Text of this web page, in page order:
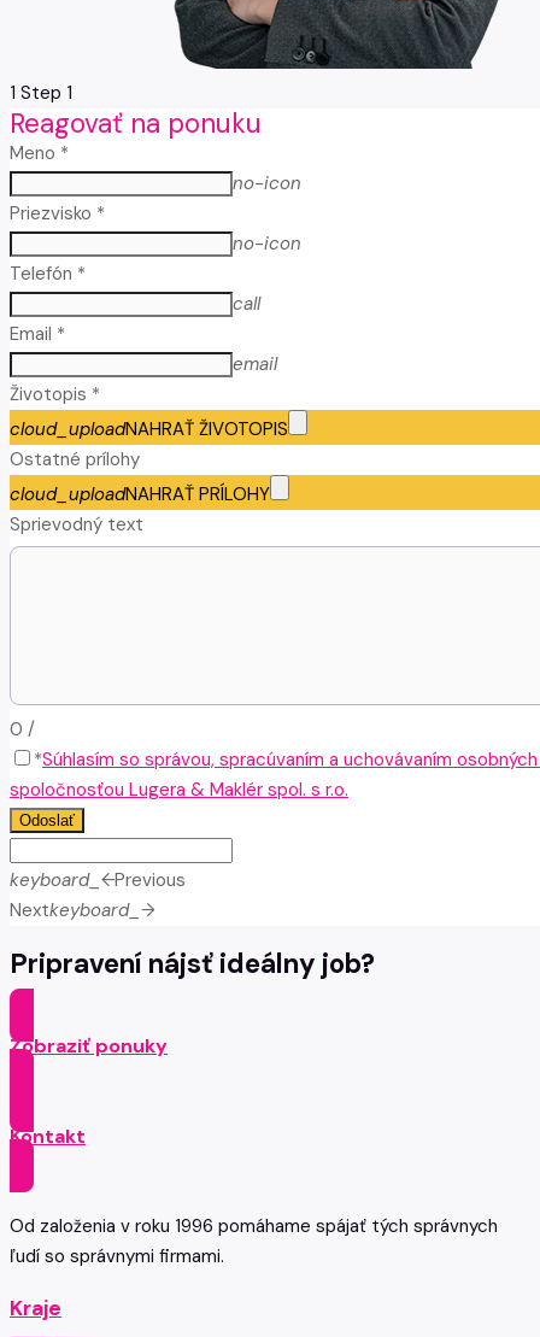
1 Step 1
Reagovať na ponuku
Meno *
no-icon
Priezvisko *
no-icon
Telefón *
call
Email *
email
Životopis *
cloud_uploadNAHRAŤ ŽIVOTOPIS
Ostatné prílohy
cloud_uploadNAHRAŤ PRÍLOHY
Sprievodný text
0 /
*Súhlasím so správou, spracúvaním a uchovávaním
spoločnosťou Lugera & Maklér spol. s r.o.
Odoslať
keyboard_arrow_leftPrevious
Nextkeyboard_arrow_right
Pripravení nájsť ideálny job?
Zobraziť ponuky
Kontakt
Od založenia v roku 1996 pomáhame spájať tých správnych
ľudí so správnymi firmami.
Kraje